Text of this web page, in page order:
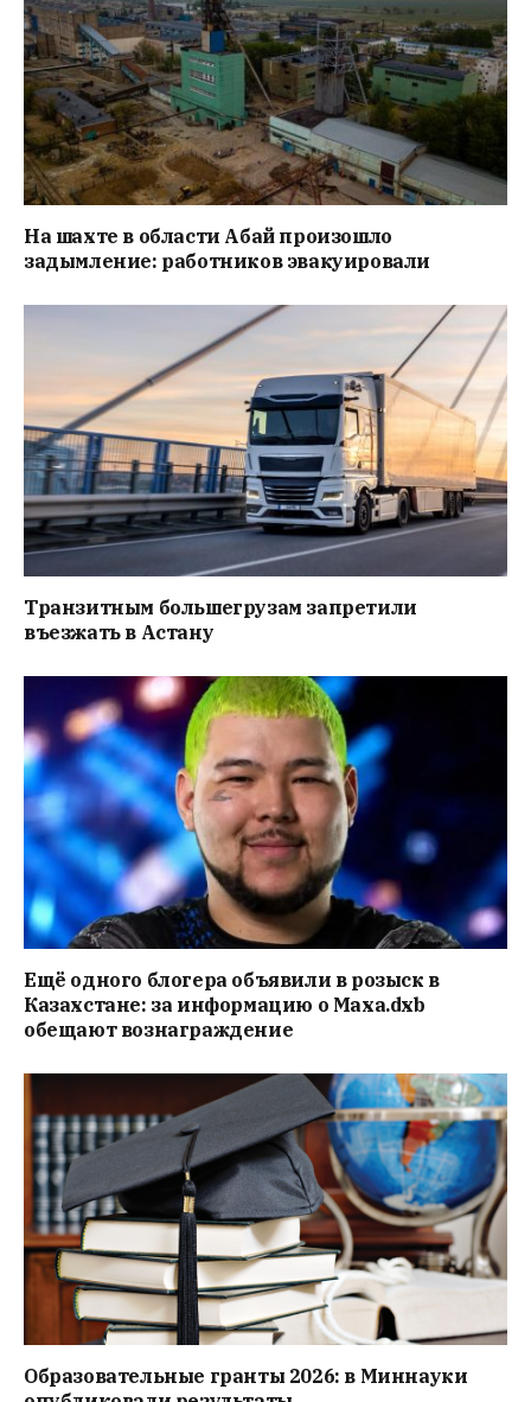
На шахте в области Абай произошло
задымление: работников эвакуировали
Транзитным большегрузам запретили
въезжать в Астану
Ещё одного блогера объявили в розыск в
Казахстане: за информацию о Маха.dxb
обещают вознаграждение
Образовательные гранты 2026: в Миннауки